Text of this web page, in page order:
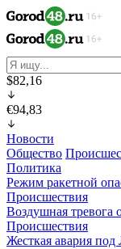
$82,16
€94,83
Новости
Общество
Политика
Режим ракетной
Происшествия
Воздушная тревога
Происшествия
Жесткая авария